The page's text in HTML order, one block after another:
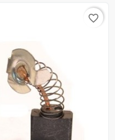
favorite_border